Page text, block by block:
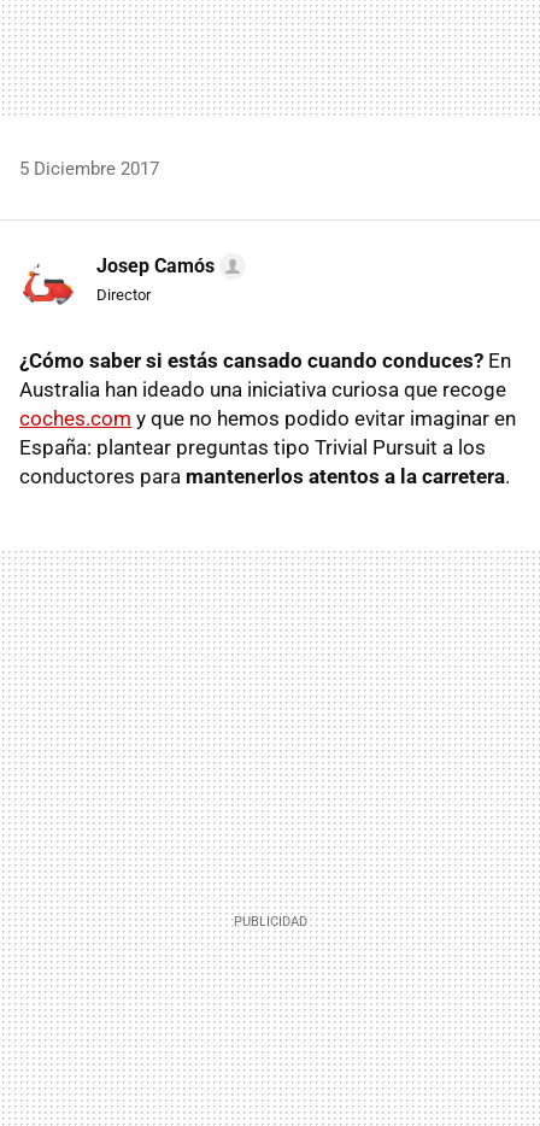
5 Diciembre 2017
Josep Camós
Director
¿Cómo saber si estás cansado cuando conduces? En
Australia han ideado una iniciativa curiosa que recoge
coches.com y que no hemos podido evitar imaginar en
España: plantear preguntas tipo Trivial Pursuit a los
conductores para mantenerlos atentos a la carretera.